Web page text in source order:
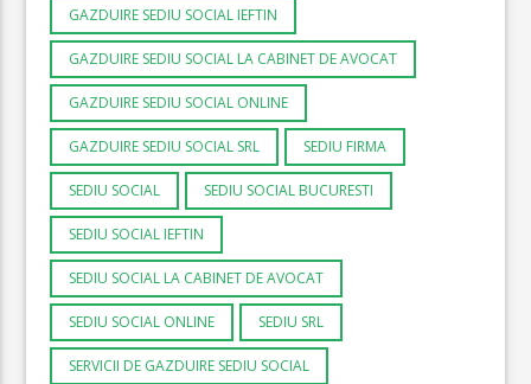
GAZDUIRE SEDIU SOCIAL IEFTIN
GAZDUIRE SEDIU SOCIAL LA CABINET DE AVOCAT
GAZDUIRE SEDIU SOCIAL ONLINE
GAZDUIRE SEDIU SOCIAL SRL SEDIU FIRMA
SEDIU SOCIAL SEDIU SOCIAL BUCURESTI
SEDIU SOCIAL IEFTIN
SEDIU SOCIAL LA CABINET DE AVOCAT
SEDIU SOCIAL ONLINE SEDIU SRL
SERVICII DE GAZDUIRE SEDIU SOCIAL